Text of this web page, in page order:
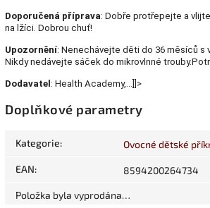
Doporučená příprava: Dobře protřepejte a
na lžíci. Dobrou chuť!
Upozornění: Nenechávejte děti do 36 měsíců s
Nikdy nedávejte sáček do mikrovlnné
Dodavatel : Health Academy,…]]>
Doplňkové parametry
Kategorie: Ovocné dětské
EAN: 8594200264734
Položka byla vyprodána…